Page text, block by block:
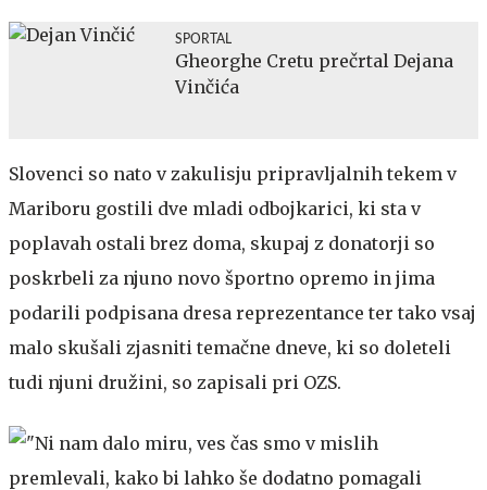
SPORTAL
Gheorghe Cretu prečrtal Dejana
Vinčića
Slovenci so nato v zakulisju pripravljalnih tekem v
Mariboru gostili dve mladi odbojkarici, ki sta v
poplavah ostali brez doma, skupaj z donatorji so
poskrbeli za njuno novo športno opremo in jima
podarili podpisana dresa reprezentance ter tako vsaj
malo skušali zjasniti temačne dneve, ki so doleteli
tudi njuni družini, so zapisali pri OZS.